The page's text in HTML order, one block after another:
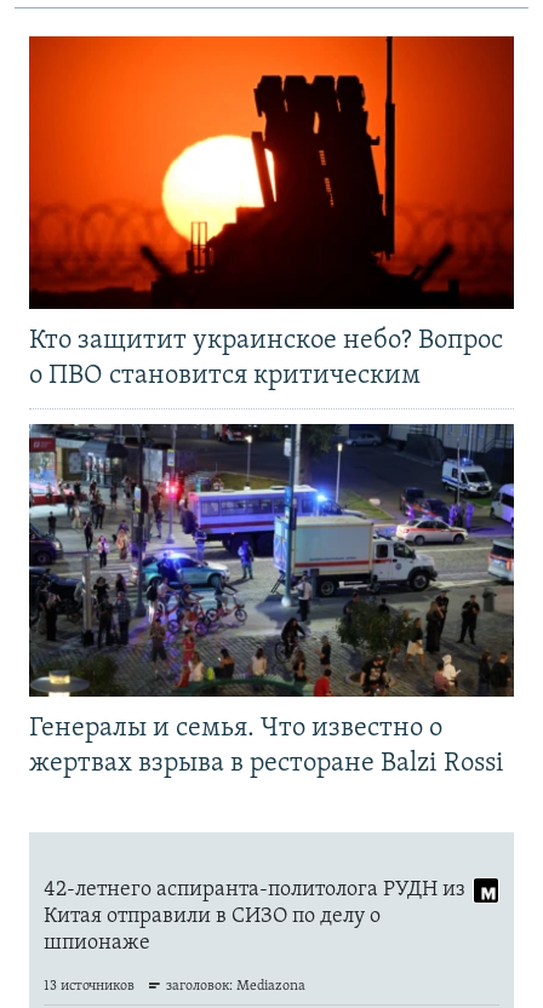
Кто защитит украинское небо? Вопрос
о ПВО становится критическим
Генералы и семья. Что известно о
жертвах взрыва в ресторане Balzi Rossi